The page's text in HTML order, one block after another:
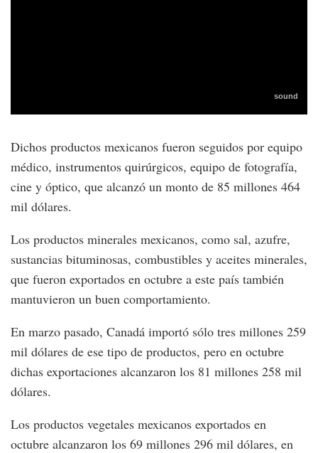
Dichos productos mexicanos fueron seguidos por equipo
médico, instrumentos quirúrgicos, equipo de fotografía,
cine y óptico, que alcanzó un monto de 85 millones 464
mil dólares.
Los productos minerales mexicanos, como sal, azufre,
sustancias bituminosas, combustibles y aceites minerales,
que fueron exportados en octubre a este país también
mantuvieron un buen comportamiento.
En marzo pasado, Canadá importó sólo tres millones 259
mil dólares de ese tipo de productos, pero en octubre
dichas exportaciones alcanzaron los 81 millones 258 mil
dólares.
Los productos vegetales mexicanos exportados en
octubre alcanzaron los 69 millones 296 mil dólares, en